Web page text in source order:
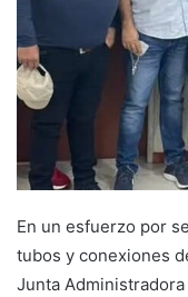
En un esfuerzo por
tubos y conexiones
Junta